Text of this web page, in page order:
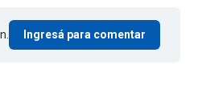
Ingresá para comentar